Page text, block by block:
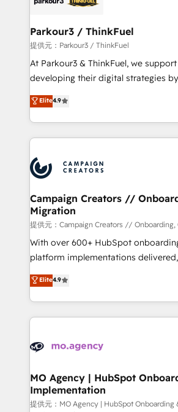
companies scale faster and smarter. 🔹 BOOMS:
Demand generation for all your buyers With
you invest in 100% of your buyers,
growth and positioning yourself as
transformation process A
implement HubSpot effectively and
record of business transformation,
approach has helped brands
Parkour3 / ThinkFuel
提供元：Parkour3 / ThinkFuel
At Parkour3 & ThinkFuel, we
developing their digital strategies
technologies and automating their
sales processes to generate growth.
from Strategy to Operations. We
onboarding and implementation,
extensive experience working with
and manufacturers since 2002, we
empowering our clients and
autonomy. Get to grips with
guided implementation and
the CRM platform into your digital
you like support in deploying your
to your needs and sales objectives.
certifications, we are part of the
services are offered in both English
Elite4.9
Campaign Creators //
Migration
提供元：Campaign Creators // Onboarding,
With over 600+ HubSpot
platform implementations
Elite Solutions Partner for
migrate, replatform, and scale
in high-impact CRM and CMS
onboarding from platforms like
WordPress and legacy CRMs, turning
architectures that accelerate
performance. - Multi-object CRM migration, cleanup,
and implementation. - Pre-built and
Elite4.9
MO Agency | HubSpot
Implementation
提供元：MO Agency | HubSpot Onboarding